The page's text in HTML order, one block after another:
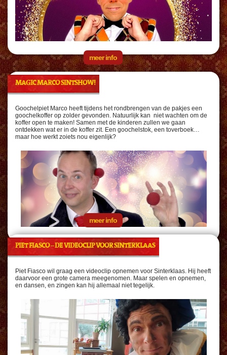
meer info
MAGIC MARCO SINTSHOW!
Goochelpiet Marco heeft tijdens het rondbrengen van de pakjes een
goochelkoffer op zolder gevonden. Natuurlijk kan niet wachten om de
koffer open te maken! Samen met de kinderen zullen we gaan
ontdekken wat er in de koffer zit. Een goochelstok, een toverboek…
maar hoe werkt zoiets nou eigenlijk?
meer info
PIET FIASCO – DE VIDEOCLIP VOOR SINTERKLAAS
Piet Fiasco wil graag een videoclip opnemen voor Sinterklaas. Hij heeft
daarvoor een grote camera meegenomen. Maar spelen en opnemen,
en dansen, en zingen kan hij allemaal niet tegelijk.